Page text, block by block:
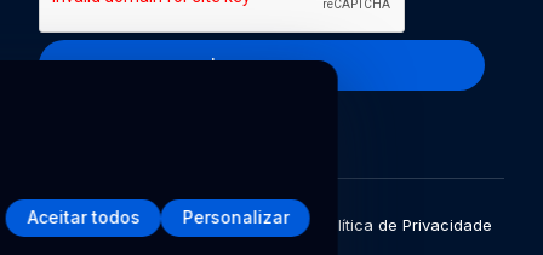
Inscreva-se
Política de Privacidade
Aceitar todos Personalizar